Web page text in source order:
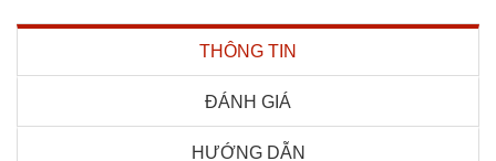
THÔNG TIN
ĐÁNH GIÁ
HƯỚNG DẪN